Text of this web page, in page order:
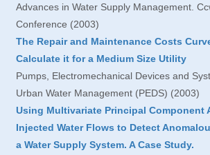
Advances in Water Supply Management.
Conference (2003)
The Repair and Maintenance Costs
Calculate it for a Medium Size Utility
Pumps, Electromechanical Devices and
Urban Water Management (PEDS) (2003)
Using Multivariate Principal Component
Injected Water Flows to Detect
a Water Supply System. A Case Study.